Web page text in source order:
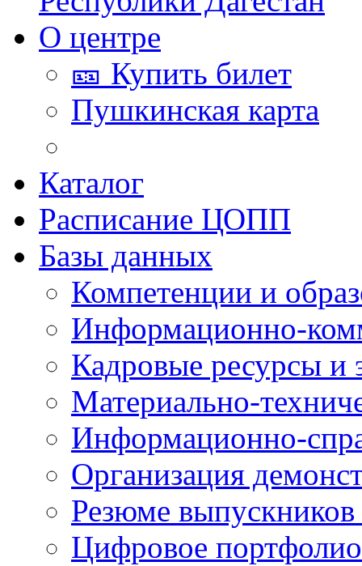
О центре
🎫 Купить билет
Пушкинская карта
Каталог
Расписание ЦОПП
Базы данных
Компетенции и
Информационно-
Кадровые ресурсы и
Материально-
Информационно-
Организация
Резюме
Цифровое